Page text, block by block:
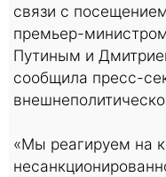
связи с
премьер-
Путиным и
сообщила пресс-
«Мы реагируем на